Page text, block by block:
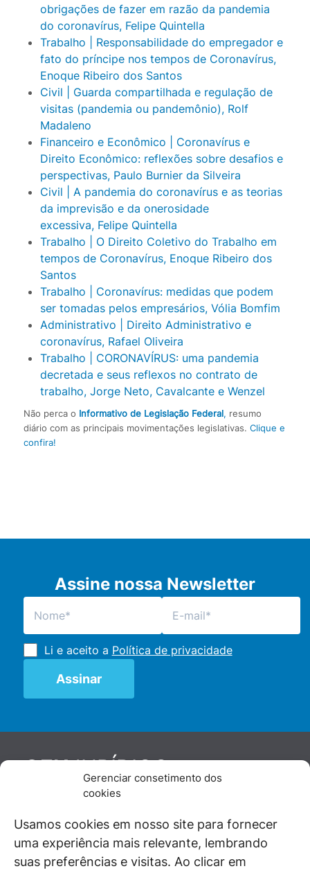
Gerenciar consetimento dos
cookies
Usamos cookies em nosso site para fornecer
uma experiência mais relevante, lembrando
suas preferências e visitas. Ao clicar em
obrigações de fazer em razão da pandemia
do coronavírus, Felipe Quintella
Trabalho | Responsabilidade do empregador e
fato do príncipe nos tempos de Coronavírus,
Enoque Ribeiro dos Santos
Civil | Guarda compartilhada e regulação de
visitas (pandemia ou pandemônio), Rolf
Madaleno
Financeiro e Econômico | Coronavírus e
Direito Econômico: reflexões sobre desafios e
perspectivas, Paulo Burnier da Silveira
Civil | A pandemia do coronavírus e as teorias
da imprevisão e da onerosidade
excessiva, Felipe Quintella
Trabalho | O Direito Coletivo do Trabalho em
tempos de Coronavírus, Enoque Ribeiro dos
Santos
Trabalho | Coronavírus: medidas que podem
ser tomadas pelos empresários, Vólia Bomfim
Administrativo | Direito Administrativo e
coronavírus, Rafael Oliveira
Trabalho | CORONAVÍRUS: uma pandemia
decretada e seus reflexos no contrato de
trabalho, Jorge Neto, Cavalcante e Wenzel
Não perca o Informativo de Legislação Federal, resumo
diário com as principais movimentações legislativas. Clique e
confira!
Assine nossa Newsletter
Li e aceito a Política de privacidade
GENJURÍDICO
De maneira independente, os autores e
juristas e doutrinadores nacionais, se posicionam
diante de questões relevantes do cotidiano e
universo jurídico.